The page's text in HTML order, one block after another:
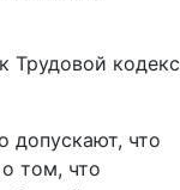
Трудовой кодекс
допускают, что
том, что